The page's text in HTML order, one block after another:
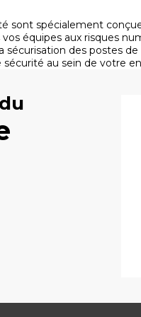
sont spécialement
équipes aux risques
des postes
au sein de votre